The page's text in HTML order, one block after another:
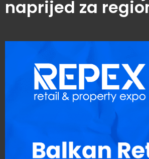
naprijed za